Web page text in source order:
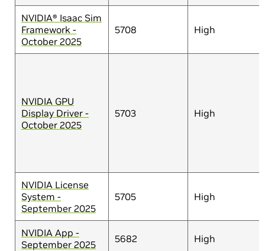
NVIDIA® Isaac Sim
Framework -
October 2025
5708 High
NVIDIA GPU
Display Driver -
October 2025
5703 High
NVIDIA License
System -
September 2025
5705 High
NVIDIA App -
September 2025
5682 High